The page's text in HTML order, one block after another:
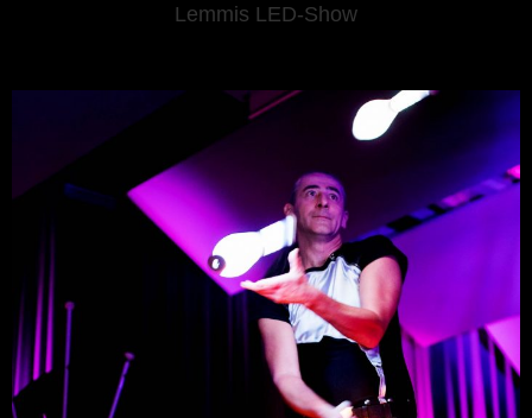
Lemmis LED-Show